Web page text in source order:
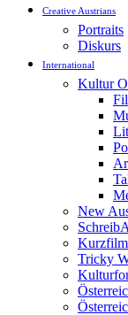
Creative Austrians
Portraits
Diskurs
International
Kultur
New
Tricky